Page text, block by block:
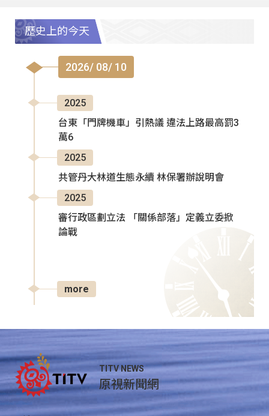
歷史上的今天
2026/ 08/ 10
2025
台東「門牌機車」引熱議 違法上路最高罰3
萬6
2025
共管丹大林道生態永續 林保署辦說明會
2025
審行政區劃立法 「關係部落」定義立委掀
論戰
more
TITV NEWS
原視新聞網